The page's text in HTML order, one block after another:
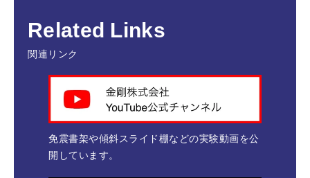
Related Links
関連リンク
免震書架や傾斜スライド棚などの実験動画を公
開しています。